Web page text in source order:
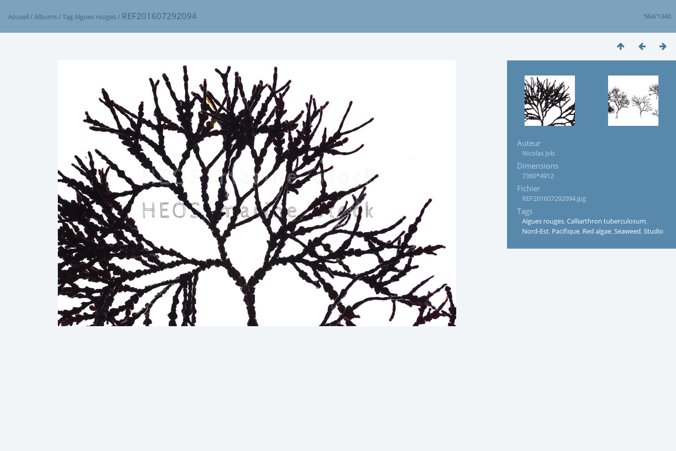
564/1340
Accueil /Albums/TagAlgues rouges/ REF201607292094
Auteur
Nicolas Job
Dimensions
7360*4912
Fichier
REF201607292094.jpg
Tags
Algues rouges, Calliarthron tuberculosum,
Nord-Est, Pacifique, Red algae, Seaweed, Studio